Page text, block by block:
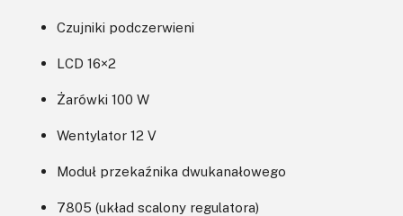
Czujniki podczerwieni
LCD 16×2
Żarówki 100 W
Wentylator 12 V
Moduł przekaźnika dwukanałowego
7805 (układ scalony regulatora)